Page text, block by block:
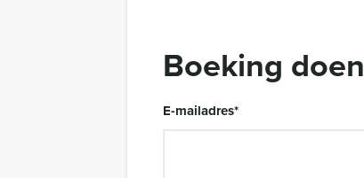
Boeking doen
E-mailadres*